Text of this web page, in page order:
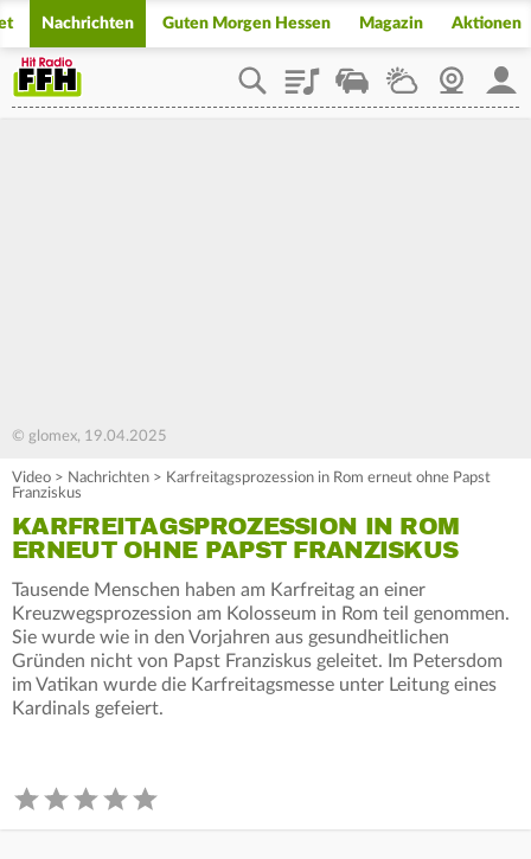
Nachrichten Guten Morgen Hessen Magazin Aktionen
PlaylistStaupilotWetterWebcam
© glomex, 19.04.2025
Video > Nachrichten > Karfreitagsprozession in Rom erneut ohne Papst
Franziskus
KARFREITAGSPROZESSION IN ROM
ERNEUT OHNE PAPST FRANZISKUS
Tausende Menschen haben am Karfreitag an einer
Kreuzwegsprozession am Kolosseum in Rom teil genommen.
Sie wurde wie in den Vorjahren aus gesundheitlichen
Gründen nicht von Papst Franziskus geleitet. Im Petersdom
im Vatikan wurde die Karfreitagsmesse unter Leitung eines
Kardinals gefeiert.